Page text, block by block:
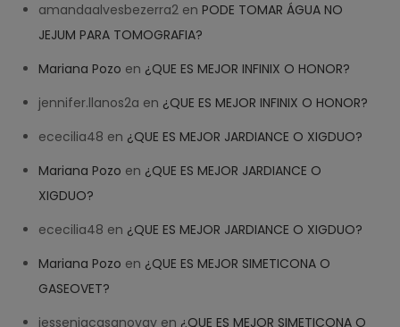
amandaalvesbezerra2 enPODE TOMAR ÁGUA NO
JEJUM PARA TOMOGRAFIA?
Mariana Pozo en ¿QUE ES MEJOR INFINIX O HONOR?
jennifer.llanos2a en ¿QUE ES MEJOR INFINIX O HONOR?
ececilia48 en ¿QUE ES MEJOR JARDIANCE O XIGDUO?
Mariana Pozo en ¿QUE ES MEJOR JARDIANCE O
XIGDUO?
ececilia48 en ¿QUE ES MEJOR JARDIANCE O XIGDUO?
Mariana Pozo en ¿QUE ES MEJOR SIMETICONA O
GASEOVET?
jesseniacasanovav en ¿QUE ES MEJOR SIMETICONA O